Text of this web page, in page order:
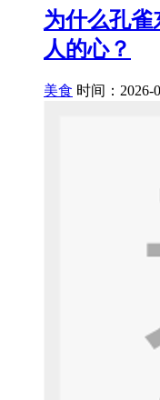
为什么孔
人的心？
美食 时间：2026-